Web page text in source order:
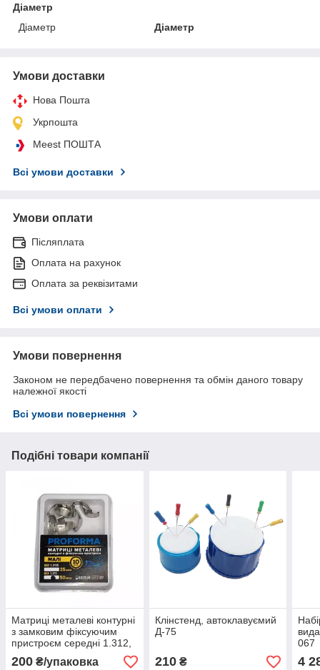
Діаметр
Діаметр
Діаметр
Умови доставки
Нова Пошта
Укрпошта
Meest ПОШТА
Всі умови доставки
Умови оплати
Післяплата
Оплата на рахунок
Оплата за реквізитами
Всі умови оплати
Умови повернення
Законом не передбачено повернення та обмін даного товару
належної якості
Всі умови повернення
Подібні товари компанії
Матриці металеві контурні
з замковим фіксуючим
пристроєм середні 1.312,
10 штук
200 ₴/упаковка
Клінстенд, автоклавуємий
Д-75
210₴
067
4